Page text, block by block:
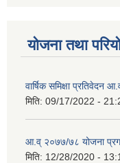
योजना तथा
वार्षिक समिक्षा प्रतिवेदन
मिति: 09/17/2022 -
आ.व् २०७७/७८ योजना
मिति: 12/28/2020 -